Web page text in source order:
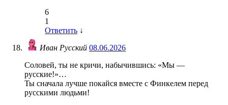
6
1
Ответить ↓
Иван Русский 08.06.2026
Соловей, ты не кричи, набычившись: «Мы —
русские!»…
Ты сначала лучше покайся вместе с Финкелем перед
русскими людьми!